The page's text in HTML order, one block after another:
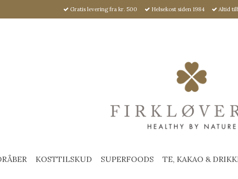
Gratis levering fra kr. 500 Helsekost siden 1984 Altid
KOSTTILSKUD SUPERFOODS TE, KAKAO &